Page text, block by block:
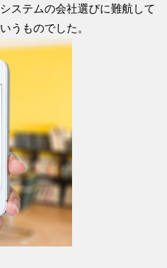
ステムの会社選びに難航して
うものでした。